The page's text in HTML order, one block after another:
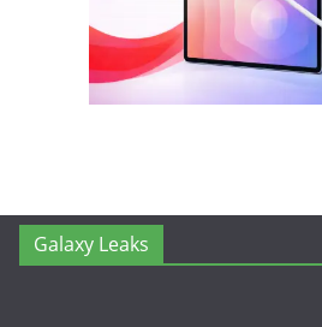
Galaxy Leaks